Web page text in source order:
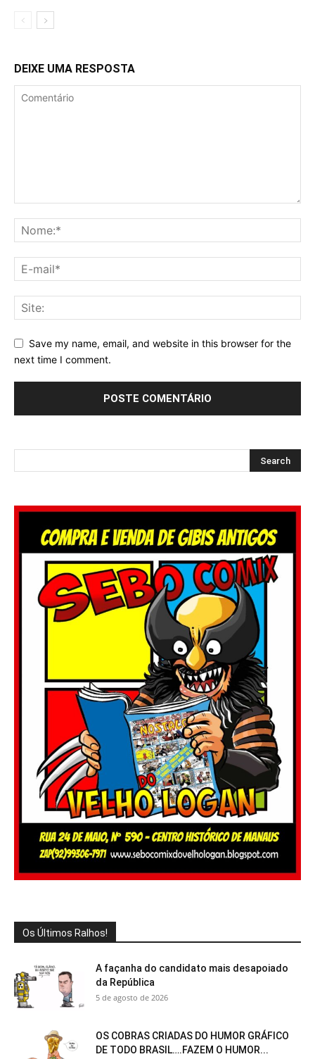
DEIXE UMA RESPOSTA
Save my name, email, and website in this browser for the
next time I comment.
Os Últimos Ralhos!
A façanha do candidato mais desapoiado
da República
5 de agosto de 2026
OS COBRAS CRIADAS DO HUMOR GRÁFICO
DE TODO BRASIL….FAZEM O HUMOR...